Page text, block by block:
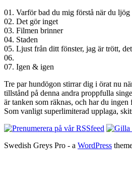
01. Varför bad du mig förstå när du ljög
02. Det gör inget
03. Filmen brinner
04. Staden
05. Ljust från ditt fönster, jag är trött,
06.
07. Igen & igen
Tre par hundögon stirrar dig i örat nu
tillstånd på denna andra proppfulla
är tanken som räknas, och har du
Som vanligt superlimiterad upplaga,
Swedish Greys Pro - a WordPress